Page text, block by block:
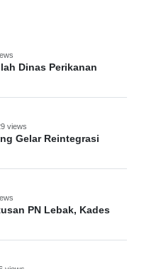
Dinas Perikanan
views
Gelar Reintegrasi
PN Lebak, Kades